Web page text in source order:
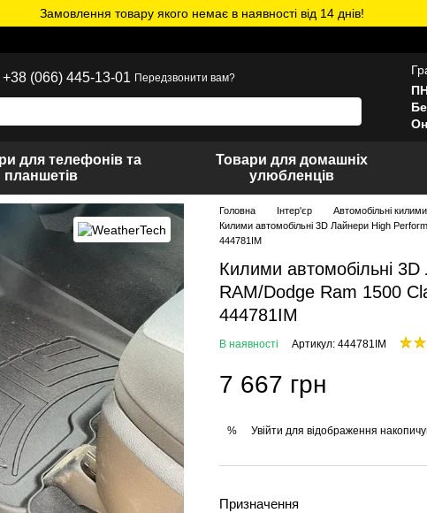
Замовлення товару якого немає в наявності від 14 днів!
+38 (066) 445-13-01 Передзвонити вам?
для телефонів та
планшетів
Товари для домашніх
улюбленців
Головна Інтер'єр Автомобільні
Килими автомобільні 3D Лайнери High
444781IM
Килими автомобільні
RAM/Dodge Ram 1500
444781IM
В наявності Артикул: 444781IM
7 667 грн
% Увійти для відображення
Призначення